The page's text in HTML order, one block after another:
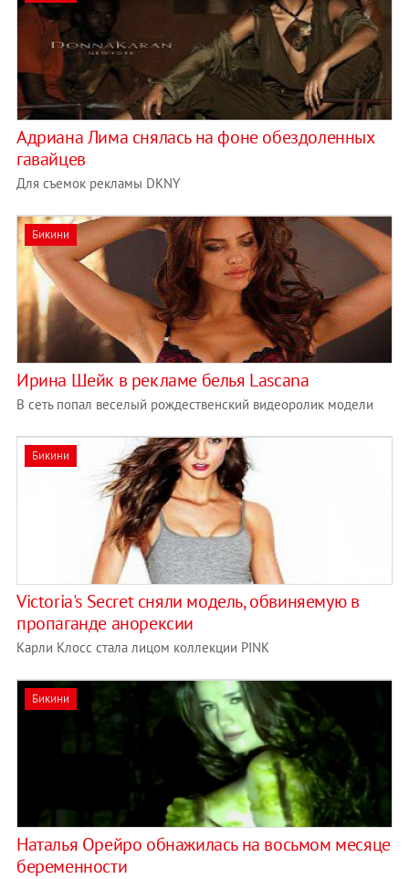
Адриана Лима снялась на фоне обездоленных
гавайцев
Для съемок рекламы DKNY
Бикини
Ирина Шейк в рекламе белья Lascana
В сеть попал веселый рождественский видеоролик модели
Бикини
Victoria's Secret сняли модель, обвиняемую в
пропаганде анорексии
Карли Клосс стала лицом коллекции PINK
Бикини
Наталья Орейро обнажилась на восьмом месяце
беременности